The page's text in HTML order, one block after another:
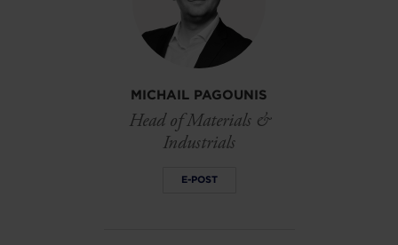
MICHAIL PAGOUNIS
Head of Materials &
Industrials
E-POST